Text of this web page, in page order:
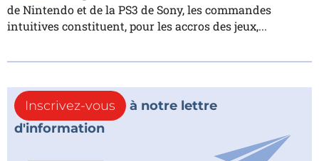
de Nintendo et de la PS3 de Sony, les commandes
intuitives constituent, pour les accros des jeux,...
Inscrivez-vous
à notre lettre
d'information